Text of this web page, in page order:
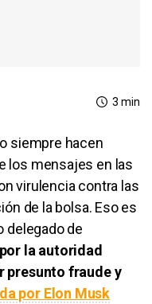
3 min
siempre hacen
los mensajes en las
virulencia contra las
de la bolsa. Eso es
delegado de
la autoridad
presunto fraude y
por Elon Musk